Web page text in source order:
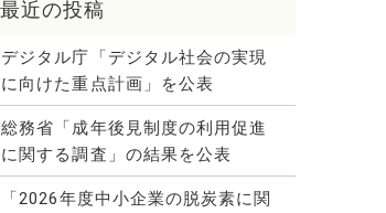
デジタル庁「デジタル社会の実現
に向けた重点計画」を公表
総務省「成年後見制度の利用促進
に関する調査」の結果を公表
「2026年度中小企業の脱炭素に関